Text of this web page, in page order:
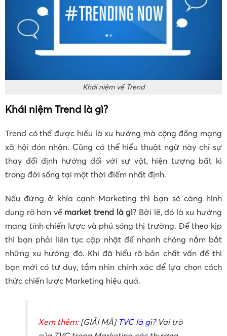
Khái niệm về Trend
Khái niệm Trend là gì?
Trend có thể được hiểu là xu hướng mà cộng đồng mạng
xã hội đón nhận. Cũng có thể hiểu thuật ngữ này chỉ sự
thay đổi định hướng đối với sự vật, hiện tượng bất kì
trong đời sống tại một thời điểm nhất định.
Nếu đứng ở khía cạnh Marketing thì bạn sẽ càng hình
dung rõ hơn về market trend là gì? Bởi lẽ, đó là xu hướng
mang tính chiến lược và phủ sóng thị trường. Để theo kịp
thì bạn phải liên tục cập nhật để nhanh chóng nắm bắt
những xu hướng đó. Khi đã hiểu rõ bản chất vấn đề thì
bạn mới có tư duy, tầm nhìn chính xác để lựa chọn cách
thức chiến lược Marketing hiệu quả.
Xem thêm: [GIẢI MÃ] TVC là gì? Vai trò